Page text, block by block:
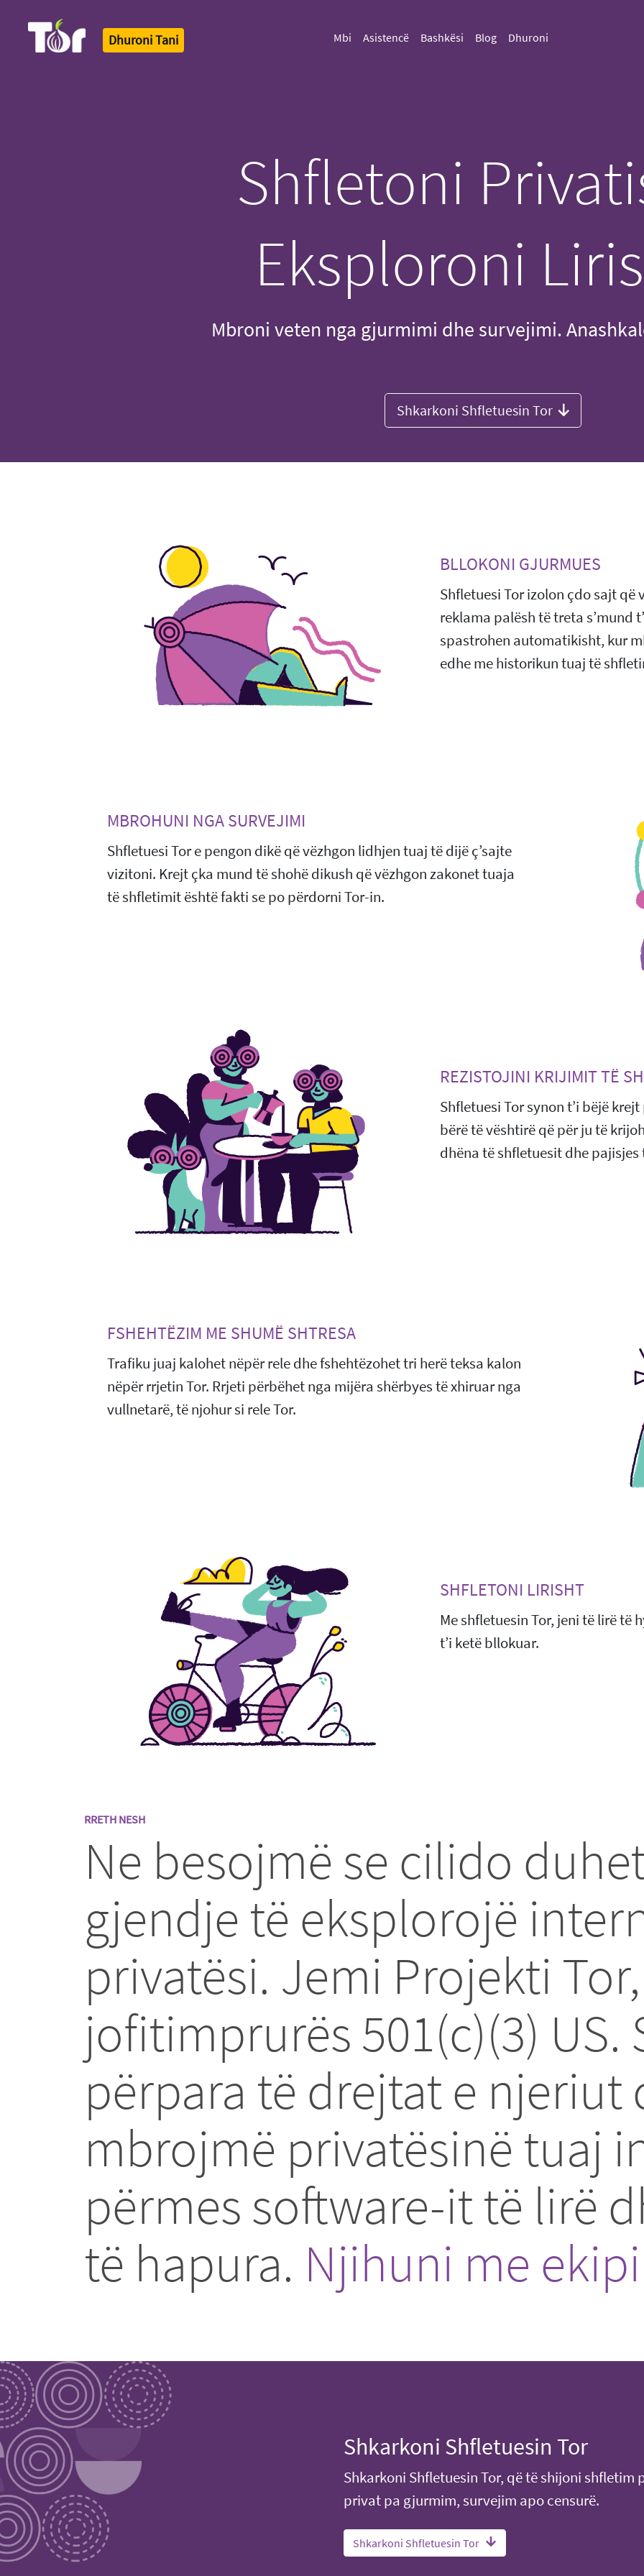
Dhuroni Tani Mbi Asistencë Bashkësi Blog Dhuroni
Shfletoni
Eksploroni
Mbroni veten nga gjurmimi dhe survejimi.
Shkarkoni Shfletuesin Tor
BLLOKONI GJURMUES
Shfletuesi Tor izolon çdo sajt
reklama palësh të treta s’mund
spastrohen automatikisht, kur
edhe me historikun tuaj të
MBROHUNI NGA SURVEJIMI
Shfletuesi Tor e pengon dikë që vëzhgon lidhjen tuaj të dijë ç’sajte
vizitoni. Krejt çka mund të shohë dikush që vëzhgon zakonet tuaja
të shfletimit është fakti se po përdorni Tor-in.
REZISTOJINI KRIJIMIT TË
Shfletuesi Tor synon t’i bëjë
bërë të vështirë që për ju të
dhëna të shfletuesit dhe pajisjes
FSHEHTËZIM ME SHUMË SHTRESA
Trafiku juaj kalohet nëpër rele dhe fshehtëzohet tri herë teksa kalon
nëpër rrjetin Tor. Rrjeti përbëhet nga mijëra shërbyes të xhiruar nga
vullnetarë, të njohur si rele Tor.
SHFLETONI LIRISHT
Me shfletuesin Tor, jeni të lirë të
t’i ketë bllokuar.
RRETH NESH
Ne besojmë se cilido
gjendje të eksplorojë
privatësi. Jemi Projekti
jofitimprurës 501(c)(3) US.
përpara të drejtat e njeriut
mbrojmë privatësinë tuaj
përmes software-it të lirë
të hapura. Njihuni me
Shkarkoni Shfletuesin Tor
Shkarkoni Shfletuesin Tor, që të shijoni shfletim
privat pa gjurmim, survejim apo censurë.
Shkarkoni Shfletuesin Tor